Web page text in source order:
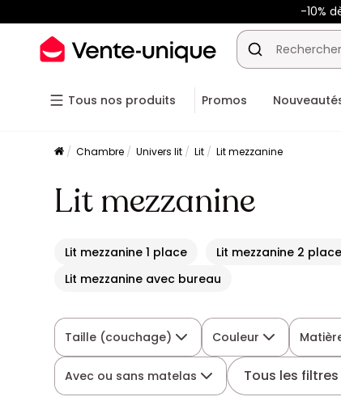
-10%
Tous nos produits Promos
Chambre Univers lit Lit Lit mezzanine
Lit mezzanine
Lit mezzanine 1 place Lit mezzanine 2
Lit mezzanine avec bureau
Taille (couchage) Couleur
Avec ou sans matelas Tous les filtres